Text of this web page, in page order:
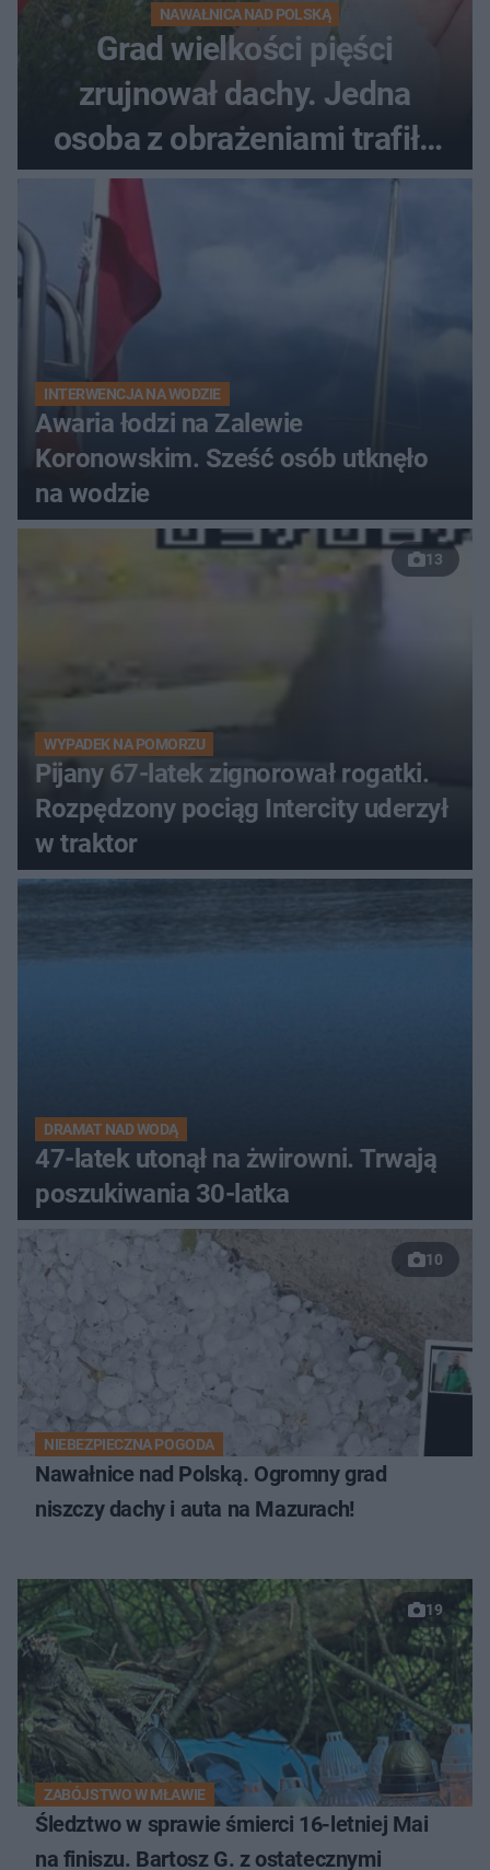
NAWAŁNICA NAD POLSKĄ
Grad wielkości pięści
zrujnował dachy. Jedna
osoba z obrażeniami trafiła
do szpitala
INTERWENCJA NA WODZIE
Awaria łodzi na Zalewie
Koronowskim. Sześć osób utknęło
na wodzie
13
WYPADEK NA POMORZU
Pijany 67-latek zignorował rogatki.
Rozpędzony pociąg Intercity uderzył
w traktor
DRAMAT NAD WODĄ
47-latek utonął na żwirowni. Trwają
poszukiwania 30-latka
10
NIEBEZPIECZNA POGODA
Nawałnice nad Polską. Ogromny grad
niszczy dachy i auta na Mazurach!
19
ZABÓJSTWO W MŁAWIE
Śledztwo w sprawie śmierci 16-letniej Mai
na finiszu. Bartosz G. z ostatecznymi